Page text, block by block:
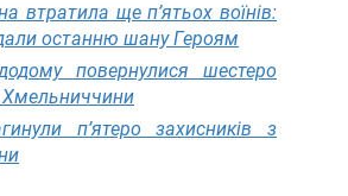
втратила ще п’ятьох воїнів:
останню шану Героям
повернулися шестеро
Хмельниччини
п’ятеро захисників з